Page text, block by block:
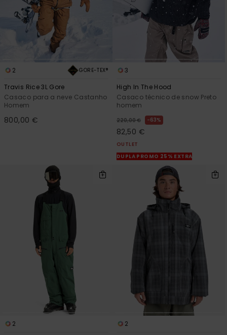
2 GORE-TEX®
Travis Rice 3L Gore
Casaco para a neve Castanho
Homem
800,00 €
3
High In The Hood
Casaco técnico de snow Preto
homem
220,00 € 63%
82,50 €
OUTLET
DUPLA PROMO 25% EXTRA
2
2